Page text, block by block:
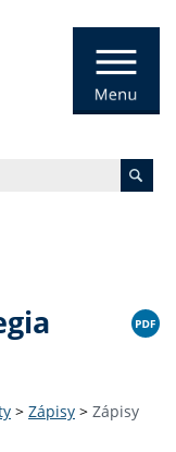
> Zápisy > Zápisy